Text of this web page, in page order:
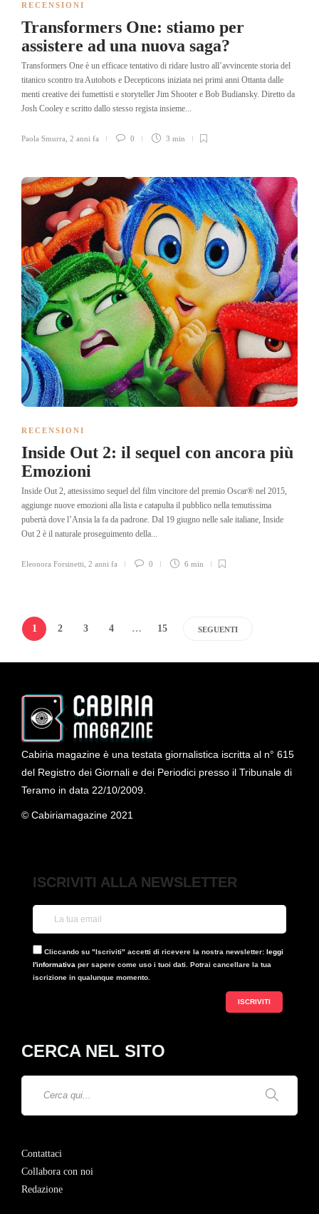
RECENSIONI
Transformers One: stiamo per
assistere ad una nuova saga?
Transformers One è un efficace tentativo di ridare lustro all’avvincente storia del
titanico scontro tra Autobots e Decepticons iniziata nei primi anni Ottanta dalle
menti creative dei fumettisti e storyteller Jim Shooter e Bob Budiansky. Diretto da
Josh Cooley e scritto dallo stesso regista insieme...
Paola Smurra 2 anni fa 0 3 min
RECENSIONI
Inside Out 2: il sequel con ancora più
Emozioni
Inside Out 2, attesissimo sequel del film vincitore del premio Oscar® nel 2015,
aggiunge nuove emozioni alla lista e catapulta il pubblico nella temutissima
pubertà dove l’Ansia la fa da padrone. Dal 19 giugno nelle sale italiane, Inside
Out 2 è il naturale proseguimento della...
Eleonora Forsinetti 2 anni fa 0 6 min
1 2 3 4 … 15 SEGUENTI
Cabiria magazine è una testata giornalistica iscritta al n° 615
del Registro dei Giornali e dei Periodici presso il Tribunale di
Teramo in data 22/10/2009.
© Cabiriamagazine 2021
ISCRIVITI ALLA NEWSLETTER
Cliccando su "Iscriviti" accetti di ricevere la nostra newsletter: leggi
l'informativa per sapere come uso i tuoi dati. Potrai cancellare la tua
iscrizione in qualunque momento.
CERCA NEL SITO
Contattaci
Collabora con noi
Redazione